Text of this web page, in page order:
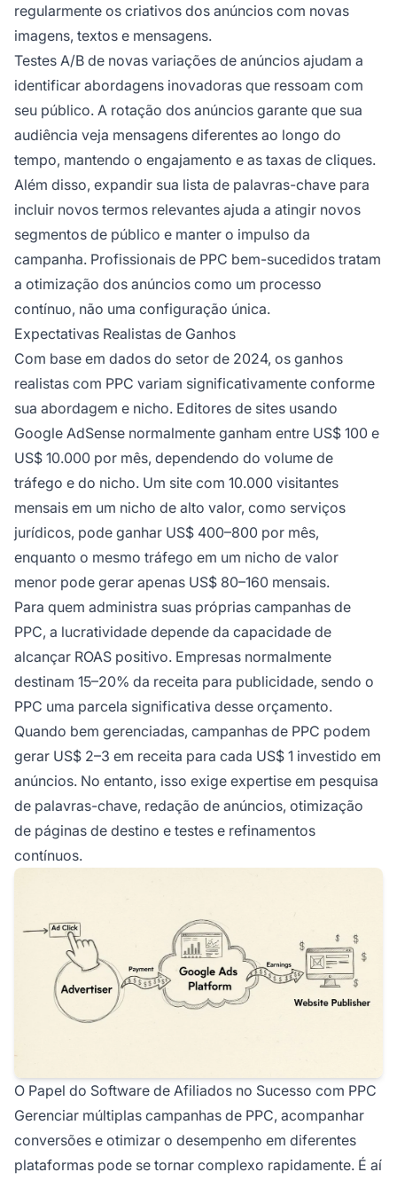
regularmente os criativos dos anúncios com novas
imagens, textos e mensagens.
Testes A/B de novas variações de anúncios ajudam a
identificar abordagens inovadoras que ressoam com
seu público. A rotação dos anúncios garante que sua
audiência veja mensagens diferentes ao longo do
tempo, mantendo o engajamento e as taxas de cliques.
Além disso, expandir sua lista de palavras-chave para
incluir novos termos relevantes ajuda a atingir novos
segmentos de público e manter o impulso da
campanha. Profissionais de PPC bem-sucedidos tratam
a otimização dos anúncios como um processo
contínuo, não uma configuração única.
Expectativas Realistas de Ganhos
Com base em dados do setor de 2024, os ganhos
realistas com PPC variam significativamente conforme
sua abordagem e nicho. Editores de sites usando
Google AdSense normalmente ganham entre US$ 100 e
US$ 10.000 por mês, dependendo do volume de
tráfego e do nicho. Um site com 10.000 visitantes
mensais em um nicho de alto valor, como serviços
jurídicos, pode ganhar US$ 400–800 por mês,
enquanto o mesmo tráfego em um nicho de valor
menor pode gerar apenas US$ 80–160 mensais.
Para quem administra suas próprias campanhas de
PPC, a lucratividade depende da capacidade de
alcançar ROAS positivo. Empresas normalmente
destinam 15–20% da receita para publicidade, sendo o
PPC uma parcela significativa desse orçamento.
Quando bem gerenciadas, campanhas de PPC podem
gerar US$ 2–3 em receita para cada US$ 1 investido em
anúncios. No entanto, isso exige expertise em pesquisa
de palavras-chave, redação de anúncios, otimização
de páginas de destino e testes e refinamentos
contínuos.
O Papel do Software de Afiliados no Sucesso com PPC
Gerenciar múltiplas campanhas de PPC, acompanhar
conversões e otimizar o desempenho em diferentes
plataformas pode se tornar complexo rapidamente. É aí